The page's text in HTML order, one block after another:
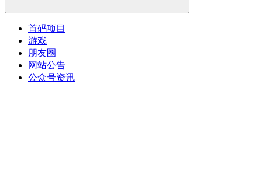
首码项目
游戏
朋友圈
网站公告
公众号资讯